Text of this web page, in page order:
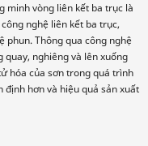
minh vòng liên kết ba trục là
nghệ liên kết ba trục,
phun. Thông qua công nghệ
quay, nghiêng và lên xuống
hóa của sơn trong quá trình
hơn và hiệu quả sản xuất